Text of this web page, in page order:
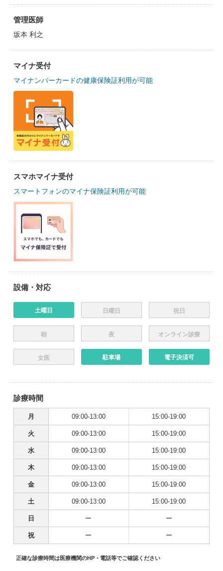
管理医師
坂本 利之
マイナ受付
マイナンバーカードの健康保険証利用が可能
スマホマイナ受付
スマートフォンのマイナ保険証利用が可能
設備・対応
土曜日 日曜日 祝日
朝 夜 オンライン診療
女医 駐車場 電子決済可
診療時間
月 09:00-13:00 15:00-19:00
火 09:00-13:00 15:00-19:00
水 09:00-13:00 15:00-19:00
木 09:00-13:00 15:00-19:00
金 09:00-13:00 15:00-19:00
土 09:00-13:00 15:00-19:00
日 ー ー
祝 ー ー
正確な診療時間は医療機関のHP・電話等でご確認ください